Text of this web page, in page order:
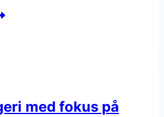
med fokus på